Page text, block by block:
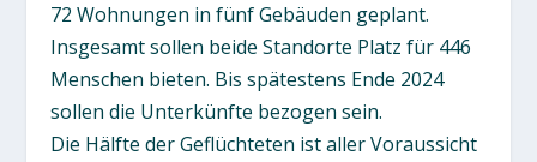
72 Wohnungen in fünf Gebäuden geplant.
Insgesamt sollen beide Standorte Platz für 446
Menschen bieten. Bis spätestens Ende 2024
sollen die Unterkünfte bezogen sein.
Die Hälfte der Geflüchteten ist aller Voraussicht